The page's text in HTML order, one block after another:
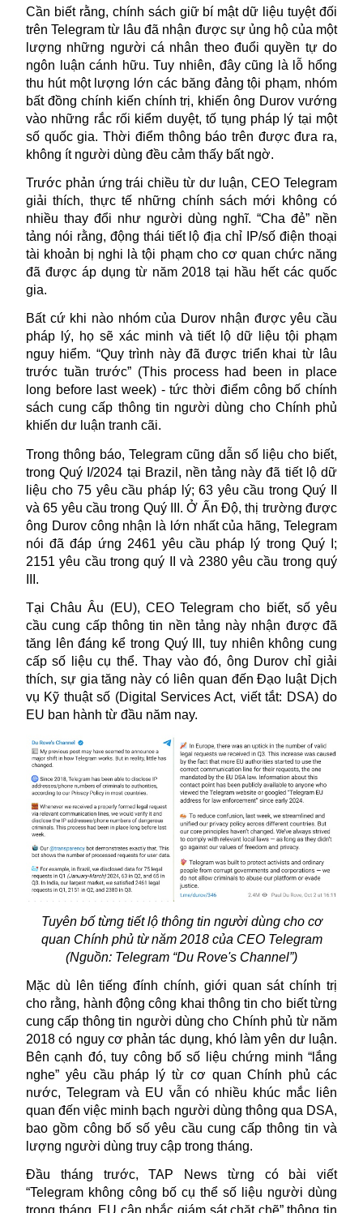
Cần biết rằng, chính sách giữ bí mật dữ liệu tuyệt đối
trên Telegram từ lâu đã nhận được sự ủng hộ của một
lượng những người cá nhân theo đuổi quyền tự do
ngôn luận cánh hữu. Tuy nhiên, đây cũng là lỗ hổng
thu hút một lượng lớn các băng đảng tội phạm, nhóm
bất đồng chính kiến chính trị, khiến ông Durov vướng
vào những rắc rối kiểm duyệt, tố tụng pháp lý tại một
số quốc gia. Thời điểm thông báo trên được đưa ra,
không ít người dùng đều cảm thấy bất ngờ.
Trước phản ứng trái chiều từ dư luận, CEO Telegram
giải thích, thực tế những chính sách mới không có
nhiều thay đổi như người dùng nghĩ. “Cha đẻ” nền
tảng nói rằng, động thái tiết lộ địa chỉ IP/số điện thoại
tài khoản bị nghi là tội phạm cho cơ quan chức năng
đã được áp dụng từ năm 2018 tại hầu hết các quốc
gia.
Bất cứ khi nào nhóm của Durov nhận được yêu cầu
pháp lý, họ sẽ xác minh và tiết lộ dữ liệu tội phạm
nguy hiểm. “Quy trình này đã được triển khai từ lâu
trước tuần trước” (This process had been in place
long before last week) - tức thời điểm công bố chính
sách cung cấp thông tin người dùng cho Chính phủ
khiến dư luận tranh cãi.
Trong thông báo, Telegram cũng dẫn số liệu cho biết,
trong Quý I/2024 tại Brazil, nền tảng này đã tiết lộ dữ
liệu cho 75 yêu cầu pháp lý; 63 yêu cầu trong Quý II
và 65 yêu cầu trong Quý III. Ở Ấn Độ, thị trường được
ông Durov công nhận là lớn nhất của hãng, Telegram
nói đã đáp ứng 2461 yêu cầu pháp lý trong Quý I;
2151 yêu cầu trong quý II và 2380 yêu cầu trong quý
III.
Tại Châu Âu (EU), CEO Telegram cho biết, số yêu
cầu cung cấp thông tin nền tảng này nhận được đã
tăng lên đáng kể trong Quý III, tuy nhiên không cung
cấp số liệu cụ thể. Thay vào đó, ông Durov chỉ giải
thích, sự gia tăng này có liên quan đến Đạo luật Dịch
vụ Kỹ thuật số (Digital Services Act, viết tắt: DSA) do
EU ban hành từ đầu năm nay.
Tuyên bố từng tiết lộ thông tin người dùng cho cơ
quan Chính phủ từ năm 2018 của CEO Telegram
(Nguồn: Telegram “Du Rove's Channel”)
Mặc dù lên tiếng đính chính, giới quan sát chính trị
cho rằng, hành động công khai thông tin cho biết từng
cung cấp thông tin người dùng cho Chính phủ từ năm
2018 có nguy cơ phản tác dụng, khó làm yên dư luận.
Bên cạnh đó, tuy công bố số liệu chứng minh “lắng
nghe” yêu cầu pháp lý từ cơ quan Chính phủ các
nước, Telegram và EU vẫn có nhiều khúc mắc liên
quan đến việc minh bạch người dùng thông qua DSA,
bao gồm công bố số yêu cầu cung cấp thông tin và
lượng người dùng truy cập trong tháng.
Đầu tháng trước, TAP News từng có bài viết
“Telegram không công bố cụ thể số liệu người dùng